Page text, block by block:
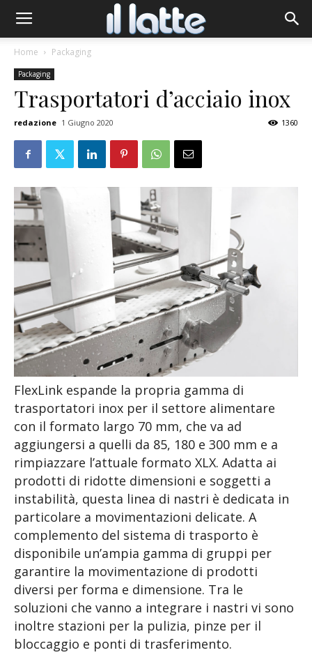
Home Packaging
Packaging
Trasportatori d’acciaio inox
redazione 1 Giugno 2020 1360
FlexLink espande la propria gamma di
trasportatori inox per il settore alimentare
con il formato largo 70 mm, che va ad
aggiungersi a quelli da 85, 180 e 300 mm e a
rimpiazzare l’attuale formato XLX. Adatta ai
prodotti di ridotte dimensioni e soggetti a
instabilità, questa linea di nastri è dedicata in
particolare a movimentazioni delicate. A
complemento del sistema di trasporto è
disponibile un’ampia gamma di gruppi per
garantire la movimentazione di prodotti
diversi per forma e dimensione. Tra le
soluzioni che vanno a integrare i nastri vi sono
inoltre stazioni per la pulizia, pinze per il
bloccaggio e ponti di trasferimento.